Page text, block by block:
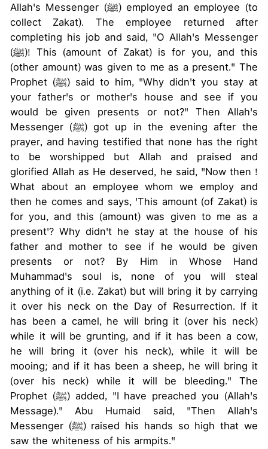
Allah's Messenger (ﷺ) employed an employee (to
collect Zakat). The employee returned after
completing his job and said, "O Allah's Messenger
(ﷺ)! This (amount of Zakat) is for you, and this
(other amount) was given to me as a present." The
Prophet (ﷺ) said to him, "Why didn't you stay at
your father's or mother's house and see if you
would be given presents or not?" Then Allah's
Messenger (ﷺ) got up in the evening after the
prayer, and having testified that none has the right
to be worshipped but Allah and praised and
glorified Allah as He deserved, he said, "Now then !
What about an employee whom we employ and
then he comes and says, 'This amount (of Zakat) is
for you, and this (amount) was given to me as a
present'? Why didn't he stay at the house of his
father and mother to see if he would be given
presents or not? By Him in Whose Hand
Muhammad's soul is, none of you will steal
anything of it (i.e. Zakat) but will bring it by carrying
it over his neck on the Day of Resurrection. If it
has been a camel, he will bring it (over his neck)
while it will be grunting, and if it has been a cow,
he will bring it (over his neck), while it will be
mooing; and if it has been a sheep, he will bring it
(over his neck) while it will be bleeding." The
Prophet (ﷺ) added, "I have preached you (Allah's
Message)." Abu Humaid said, "Then Allah's
Messenger (ﷺ) raised his hands so high that we
saw the whiteness of his armpits."